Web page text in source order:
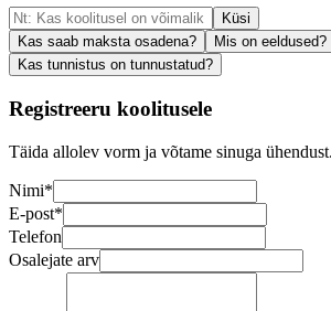
Küsi
Kas saab maksta osadena?
Mis on eeldused?
Kas tunnistus on tunnustatud?
Registreeru koolitusele
Täida allolev vorm ja võtame sinuga ühendust.
Nimi*
E-post*
Telefon
Osalejate arv